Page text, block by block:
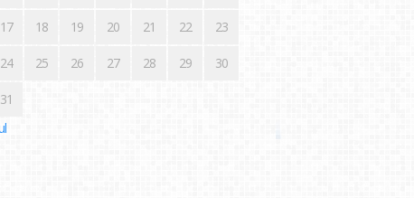
17 18 19 20 21 22 23
24 25 26 27 28 29 30
31